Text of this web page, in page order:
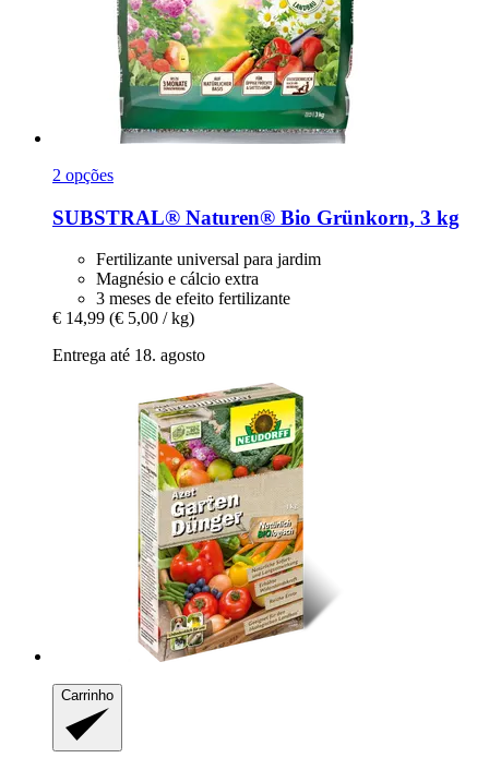
2 opções
SUBSTRAL® Naturen® Bio Grünkorn, 3 kg
Fertilizante universal para jardim
Magnésio e cálcio extra
3 meses de efeito fertilizante
€ 14,99 (€ 5,00 / kg)
Entrega até 18. agosto
Carrinho